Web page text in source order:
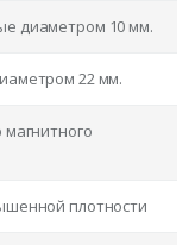
диаметром 10 мм.
22 мм.
плотности